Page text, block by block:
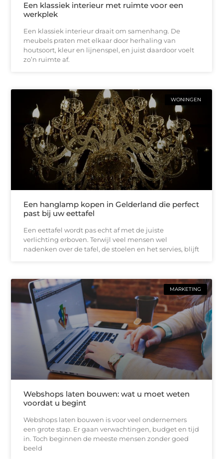
Een klassiek interieur met ruimte voor een
werkplek
Een klassiek interieur draait om samenhang. De
meubels praten met elkaar door herhaling van
houtsoort, kleur en lijnenspel, en juist daardoor voelt
zo’n ruimte af.
WONINGEN
Een hanglamp kopen in Gelderland die perfect
past bij uw eettafel
Een eettafel wordt pas echt af met de juiste
verlichting erboven. Terwijl veel mensen wel
nadenken over de tafel, de stoelen en het servies, blijft
MARKETING
Webshops laten bouwen: wat u moet weten
voordat u begint
Webshops laten bouwen is voor veel ondernemers
een grote stap. Er gaan verwachtingen, budget en tijd
in. Toch beginnen de meeste mensen zonder goed
beeld